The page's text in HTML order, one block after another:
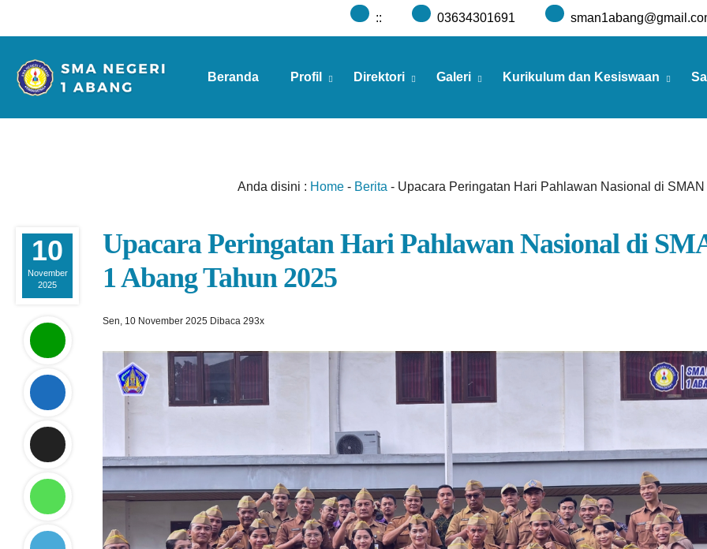
:: 03634301691
Beranda Profil Direktori Galeri Kurikulum dan Kesiswaan
Anda disini : Home- Berita - Upacara Peringatan Hari Pahlawan Nasional di SMAN
10
November
2025
Upacara Peringatan Hari Pahlawan Nasional di
1 Abang Tahun 2025
Sen, 10 November 2025 Dibaca 293x